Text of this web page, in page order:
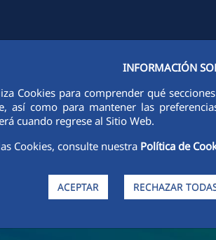
INFORMACIÓN
Cookies para comprender qué
así como para mantener las
cuando regrese al Sitio Web.
Cookies, consulte nuestra Política de
ACEPTAR RECHAZAR
de FCC